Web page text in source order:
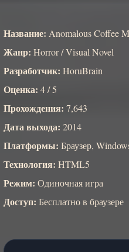
Название: Anomalous Coffee
Жанр: Horror / Visual Novel
Разработчик: HoruBrain
Оценка: 4 / 5
Прохождения: 7,643
Дата выхода: 2014
Платформы: Браузер,
Технология: HTML5
Режим: Одиночная игра
Доступ: Бесплатно в браузере